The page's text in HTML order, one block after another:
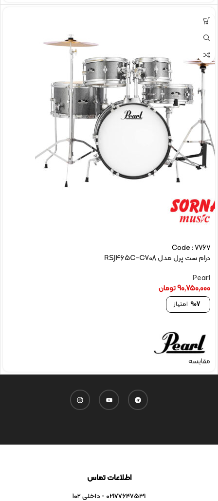
Code : 7767
درام ست پرل مدل RSJ465C-C708
Pearl
90,750,000تومان
907 امتیاز
مقایسه
اطلاعات تماس
02177647531 - داخلی ۱۰۲